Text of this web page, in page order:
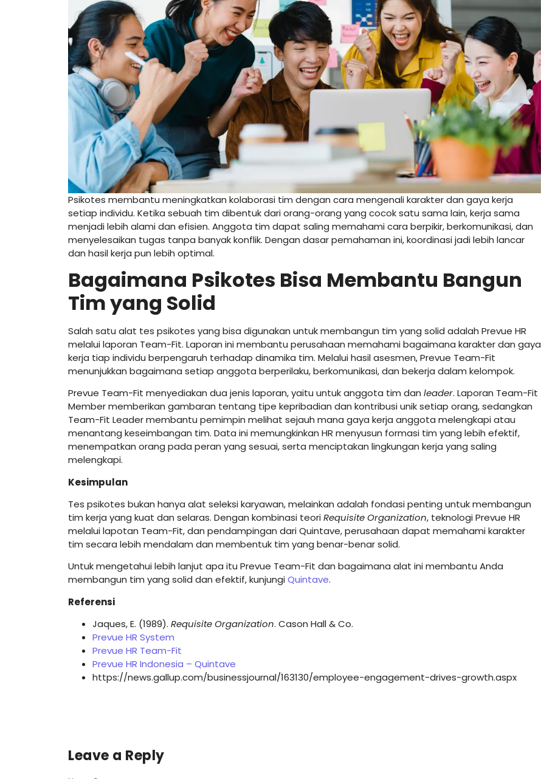
Psikotes membantu meningkatkan kolaborasi tim dengan cara mengenali karakter dan gaya kerja
setiap individu. Ketika sebuah tim dibentuk dari orang-orang yang cocok satu sama lain, kerja sama
menjadi lebih alami dan efisien. Anggota tim dapat saling memahami cara berpikir, berkomunikasi, dan
menyelesaikan tugas tanpa banyak konflik. Dengan dasar pemahaman ini, koordinasi jadi lebih lancar
dan hasil kerja pun lebih optimal.
Bagaimana Psikotes Bisa Membantu Bangun
Tim yang Solid
Salah satu alat tes psikotes yang bisa digunakan untuk membangun tim yang solid adalah Prevue HR
melalui laporan Team-Fit. Laporan ini membantu perusahaan memahami bagaimana karakter dan gaya
kerja tiap individu berpengaruh terhadap dinamika tim. Melalui hasil asesmen, Prevue Team-Fit
menunjukkan bagaimana setiap anggota berperilaku, berkomunikasi, dan bekerja dalam kelompok.
Prevue Team-Fit menyediakan dua jenis laporan, yaitu untuk anggota tim dan leader. Laporan Team-Fit
Member memberikan gambaran tentang tipe kepribadian dan kontribusi unik setiap orang, sedangkan
Team-Fit Leader membantu pemimpin melihat sejauh mana gaya kerja anggota melengkapi atau
menantang keseimbangan tim. Data ini memungkinkan HR menyusun formasi tim yang lebih efektif,
menempatkan orang pada peran yang sesuai, serta menciptakan lingkungan kerja yang saling
melengkapi.
Kesimpulan
Tes psikotes bukan hanya alat seleksi karyawan, melainkan adalah fondasi penting untuk membangun
tim kerja yang kuat dan selaras. Dengan kombinasi teoriRequisite Organization, teknologi Prevue HR
melalui lapotan Team-Fit, dan pendampingan dari Quintave, perusahaan dapat memahami karakter
tim secara lebih mendalam dan membentuk tim yang benar-benar solid.
Untuk mengetahui lebih lanjut apa itu Prevue Team-Fit dan bagaimana alat ini membantu Anda
membangun tim yang solid dan efektif, kunjungiQuintave.
Referensi
Jaques, E. (1989). Requisite Organization. Cason Hall & Co.
Prevue HR System
Prevue HR Team-Fit
Prevue HR Indonesia – Quintave
https://news.gallup.com/businessjournal/163130/employee-engagement-drives-growth.aspx
Leave a Reply